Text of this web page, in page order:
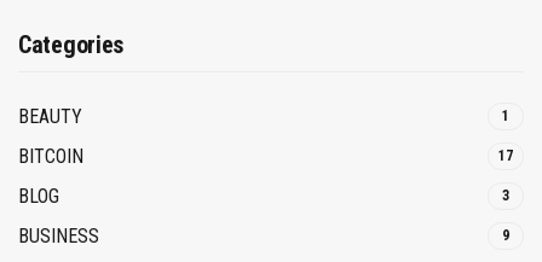
Categories
BEAUTY 1
BITCOIN 17
BLOG 3
BUSINESS 9